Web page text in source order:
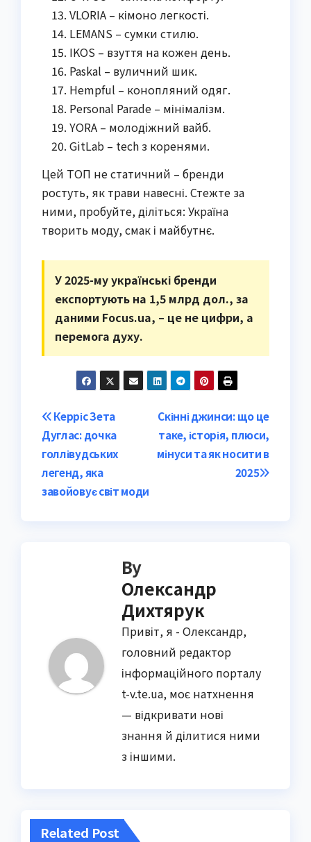
VLORIA – кімоно легкості.
LEMANS – сумки стилю.
IKOS – взуття на кожен день.
Paskal – вуличний шик.
Hempful – конопляний одяг.
Personal Parade – мінімалізм.
YORA – молодіжний вайб.
GitLab – tech з коренями.
Цей ТОП не статичний – бренди
ростуть, як трави навесні. Стежте за
ними, пробуйте, діліться: Україна
творить моду, смак і майбутнє.
У 2025-му українські бренди
експортують на 1,5 млрд дол., за
даними Focus.ua, – це не цифри, а
перемога духу.
Post
navigation
Скінні джинси: що це
таке, історія, плюси,
мінуси та як носити в
2025
Керріс Зета
Дуглас: дочка
голлівудських
легенд, яка
завойовує світ моди
By
Олександр
Дихтярук
Привіт, я - Олександр,
головний редактор
інформаційного порталу
t-v.te.ua, моє натхнення
— відкривати нові
знання й ділитися ними
з іншими.
Related Post